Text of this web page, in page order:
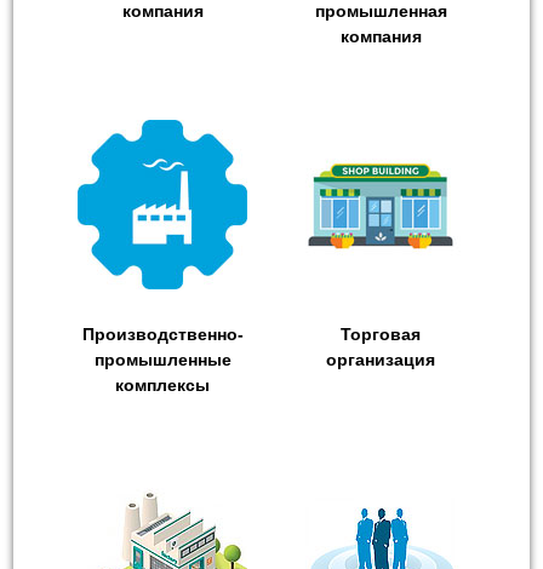
компания
промышленная
компания
Производственно-
промышленные
комплексы
Торговая
организация